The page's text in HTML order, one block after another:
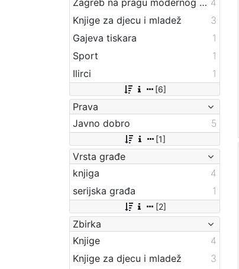
Knjige za djecu i mladež
3
Gajeva tiskara
1
Sport
1
Ilirci
1
[6]
Prava
Javno dobro
5
[1]
Vrsta građe
knjiga
4
serijska građa
1
[2]
Zbirka
Knjige
4
Knjige za djecu i mladež
3